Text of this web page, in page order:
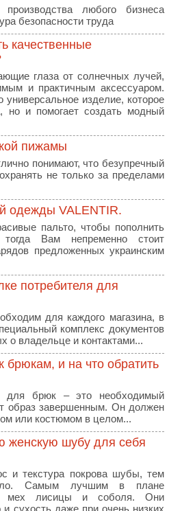
любого бизнеса
безопасности труда
качественные
глаза от солнечных лучей,
и практичным аксессуаром.
изделие, которое
но и помогает создать модный
пижамы
понимают, что безупречный
не только за пределами
одежды VALENTIR.
пальто, чтобы пополнить
Вам непременно стоит
предложенных украинским
потребителя для
для каждого магазина, в
комплекс документов
о владельце и контактами...
брюкам, и на что обратить
для брюк – это необходимый
образ завершенным. Он должен
или костюмом в целом...
женскую шубу для себя
и текстура покрова шубы, тем
Самым лучшим в плане
мех лисицы и соболя. Они
сухость даже при очень низких